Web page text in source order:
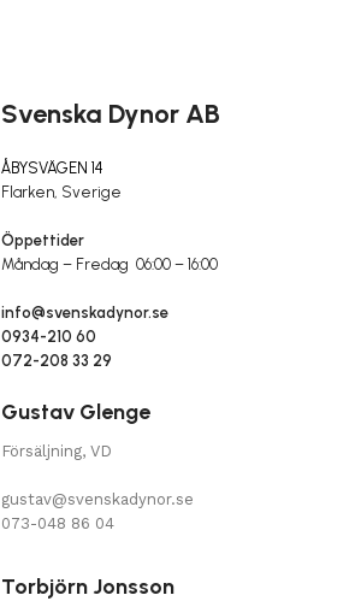
Svenska Dynor AB
ÅBYSVÄGEN 14
Flarken, Sverige
Öppettider
Måndag – Fredag 06:00 – 16:00
info@svenskadynor.se
0934-210 60
072-208 33 29
Gustav Glenge
Försäljning, VD
gustav@svenskadynor.se
073-048 86 04
Torbjörn Jonsson